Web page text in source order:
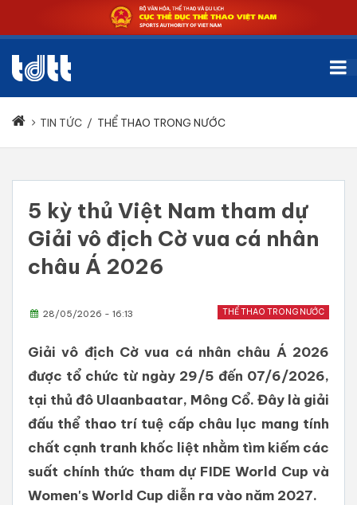
TIN TỨC / THỂ THAO TRONG NƯỚC
5 kỳ thủ Việt Nam tham dự
Giải vô địch Cờ vua cá nhân
châu Á 2026
THỂ THAO TRONG NƯỚC
28/05/2026 - 16:13
Giải vô địch Cờ vua cá nhân châu Á 2026
được tổ chức từ ngày 29/5 đến 07/6/2026,
tại thủ đô Ulaanbaatar, Mông Cổ. Đây là giải
đấu thể thao trí tuệ cấp châu lục mang tính
chất cạnh tranh khốc liệt nhằm tìm kiếm các
suất chính thức tham dự FIDE World Cup và
Women's World Cup diễn ra vào năm 2027.